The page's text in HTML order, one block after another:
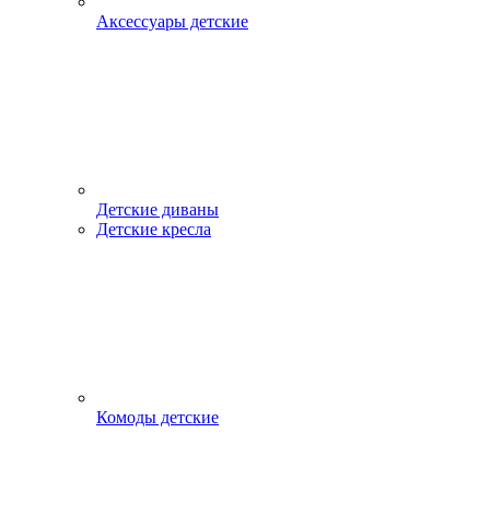
Аксессуары детские
Детские диваны
Детские кресла
Комоды детские